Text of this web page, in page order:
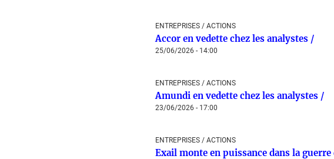
ENTREPRISES / ACTIONS
Accor en vedette chez les analystes /
25/06/2026 - 14:00
ENTREPRISES / ACTIONS
Amundi en vedette chez les analystes /
23/06/2026 - 17:00
ENTREPRISES / ACTIONS
Exail monte en puissance dans la guerre